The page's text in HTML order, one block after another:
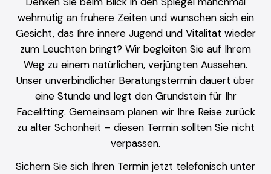
wehmütig an frühere Zeiten und wünschen sich ein
Gesicht, das Ihre innere Jugend und Vitalität wieder
zum Leuchten bringt? Wir begleiten Sie auf Ihrem
Weg zu einem natürlichen, verjüngten Aussehen.
Unser unverbindlicher Beratungstermin dauert über
eine Stunde und legt den Grundstein für Ihr
Facelifting. Gemeinsam planen wir Ihre Reise zurück
zu alter Schönheit – diesen Termin sollten Sie nicht
verpassen.
Sichern Sie sich Ihren Termin jetzt telefonisch unter